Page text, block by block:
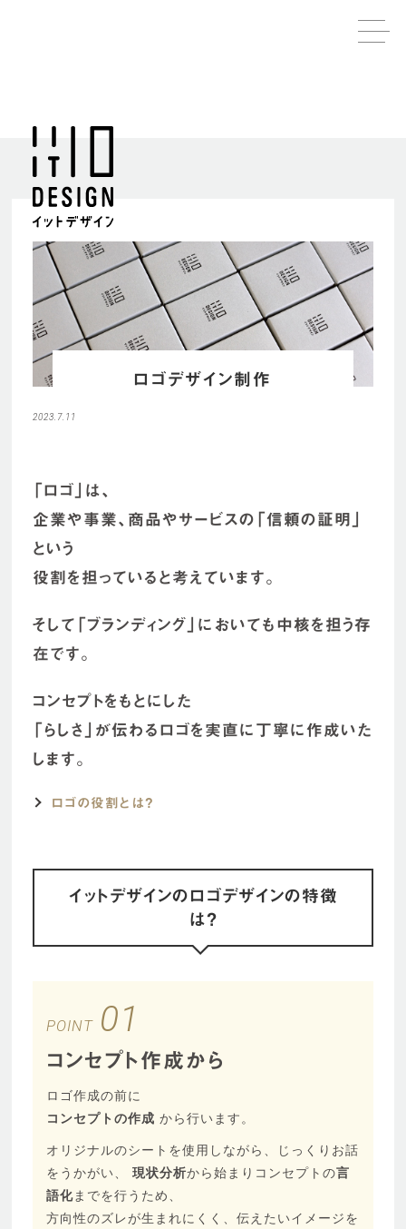
ロゴデザイン制作
2023.7.11
「ロゴ」は、
企業や事業、商品やサービスの「信頼の証明」
という
役割を担っていると考えています。
そして「ブランディング」においても中核を担う存
在です。
コンセプトをもとにした
「らしさ」が伝わるロゴを実直に丁寧に作成いた
します。
ロゴの役割とは？
イットデザインのロゴデザインの特徴
は？
POINT 01
コンセプト作成から
ロゴ作成の前に
コンセプトの作成 から行います。
オリジナルのシートを使用しながら、じっくりお話
をうかがい、 現状分析から始まりコンセプトの言
語化までを行うため、
方向性のズレが生まれにくく、伝えたいイメージを